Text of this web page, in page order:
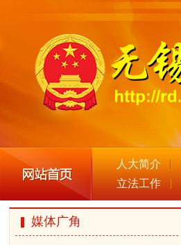
人大简介
立法工作
媒体广角